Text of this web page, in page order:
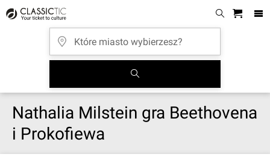
Nathalia Milstein gra Beethovena
i Prokofiewa